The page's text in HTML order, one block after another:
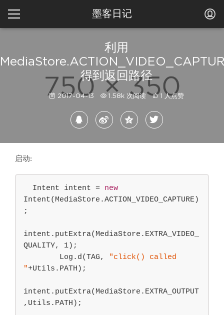
墨客日记
利用
得到返回路径
2017-04-13 1.58k 次阅读 1 人点赞
启动:
  Intent intent =
new
Intent(MediaStore.ACTION_VIDEO_CAPTURE)
;
intent.putExtra(MediaStore.EXTRA_VIDEO_
QUALITY, 1);
        Log.d(TAG,
"click() called
"+Utils.PATH);
intent.putExtra(MediaStore.EXTRA_OUTPUT
,Utils.PATH);